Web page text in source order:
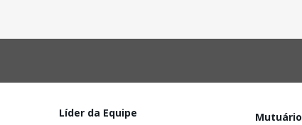
Líder da Equipe
Mutuário